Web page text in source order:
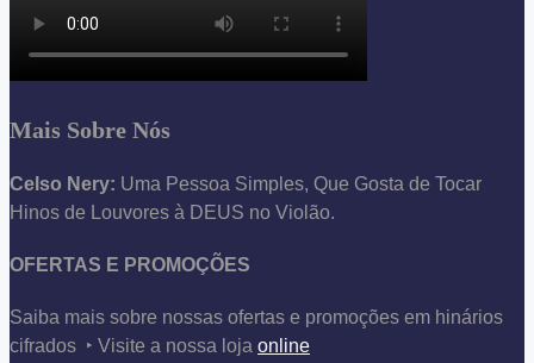
Mais Sobre Nós
Celso Nery: Uma Pessoa Simples, Que Gosta de Tocar
Hinos de Louvores à DEUS no Violão.
OFERTAS E PROMOÇÕES
Saiba mais sobre nossas ofertas e promoções em hinários
cifrados ‣ Visite a nossa loja online